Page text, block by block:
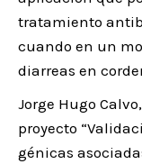
tratamiento
cuando en un
diarreas en
Jorge Hugo
proyecto
génicas